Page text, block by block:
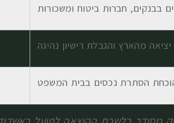
בבנקים, חברות ביטוח ומשכורות
יציאה מהארץ והגבלת רישיון נהיגה
הסתרת נכסים בבית המשפט